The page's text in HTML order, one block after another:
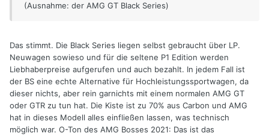
(Ausnahme: der AMG GT Black Series)
Das stimmt. Die Black Series liegen selbst gebraucht über LP.
Neuwagen sowieso und für die seltene P1 Edition werden
Liebhaberpreise aufgerufen und auch bezahlt. In jedem Fall ist
der BS eine echte Alternative für Hochleistungssportwagen, da
dieser nichts, aber rein garnichts mit einem normalen AMG GT
oder GTR zu tun hat. Die Kiste ist zu 70% aus Carbon und AMG
hat in dieses Modell alles einfließen lassen, was technisch
möglich war. O-Ton des AMG Bosses 2021: Das ist das